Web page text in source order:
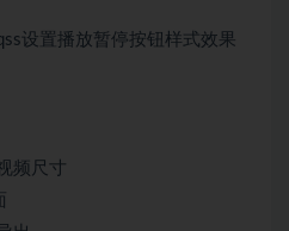
设置播放暂停按钮样式效果
频尺寸